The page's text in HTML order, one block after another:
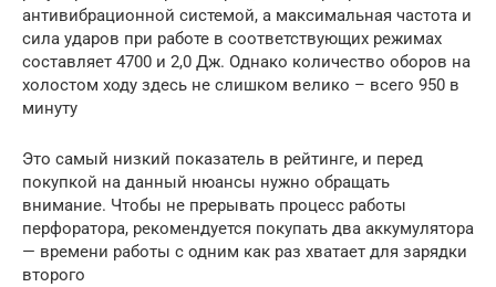
антивибрационной системой, а максимальная частота и
сила ударов при работе в соответствующих режимах
составляет 4700 и 2,0 Дж. Однако количество оборов на
холостом ходу здесь не слишком велико – всего 950 в
минуту
Это самый низкий показатель в рейтинге, и перед
покупкой на данный нюансы нужно обращать
внимание. Чтобы не прерывать процесс работы
перфоратора, рекомендуется покупать два аккумулятора
— времени работы с одним как раз хватает для зарядки
второго